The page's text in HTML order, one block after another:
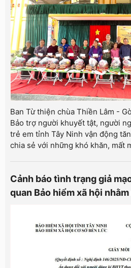
Ban Từ thiện chùa Thiền Lâm -
Bảo trợ người khuyết tật, người
trẻ em tỉnh Tây Ninh vận động
chia sẻ với những khó khăn, mất
Cảnh báo tình trạng giả
quan Bảo hiểm xã hội